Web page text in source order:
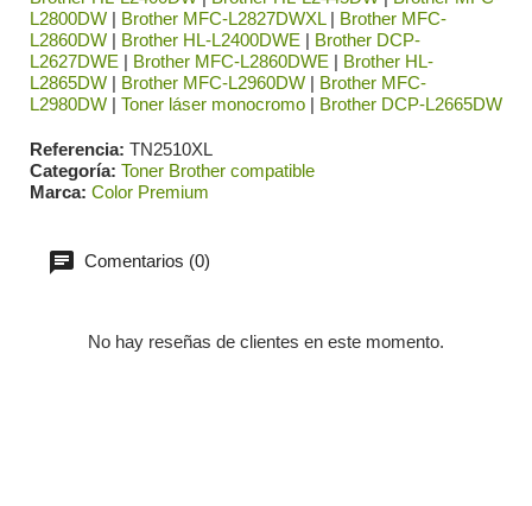
L2800DW | Brother MFC-L2827DWXL| Brother MFC-
L2860DW | Brother HL-L2400DWE | Brother DCP-
L2627DWE | Brother MFC-L2860DWE | Brother HL-
L2865DW | Brother MFC-L2960DW | Brother MFC-
L2980DW | Toner láser monocromo | Brother DCP-L2665DW
Referencia TN2510XL
Categoría Toner Brother compatible
Marca Color Premium
Comentarios (0)
No hay reseñas de clientes en este momento.